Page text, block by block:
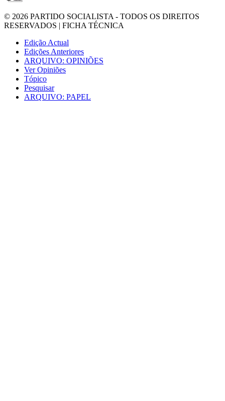
© 2026 PARTIDO SOCIALISTA - TODOS OS DIREITOS
RESERVADOS | FICHA TÉCNICA
Edição Actual
Edições Anteriores
ARQUIVO: OPINIÕES
Ver Opiniões
Tópico
Pesquisar
ARQUIVO: PAPEL